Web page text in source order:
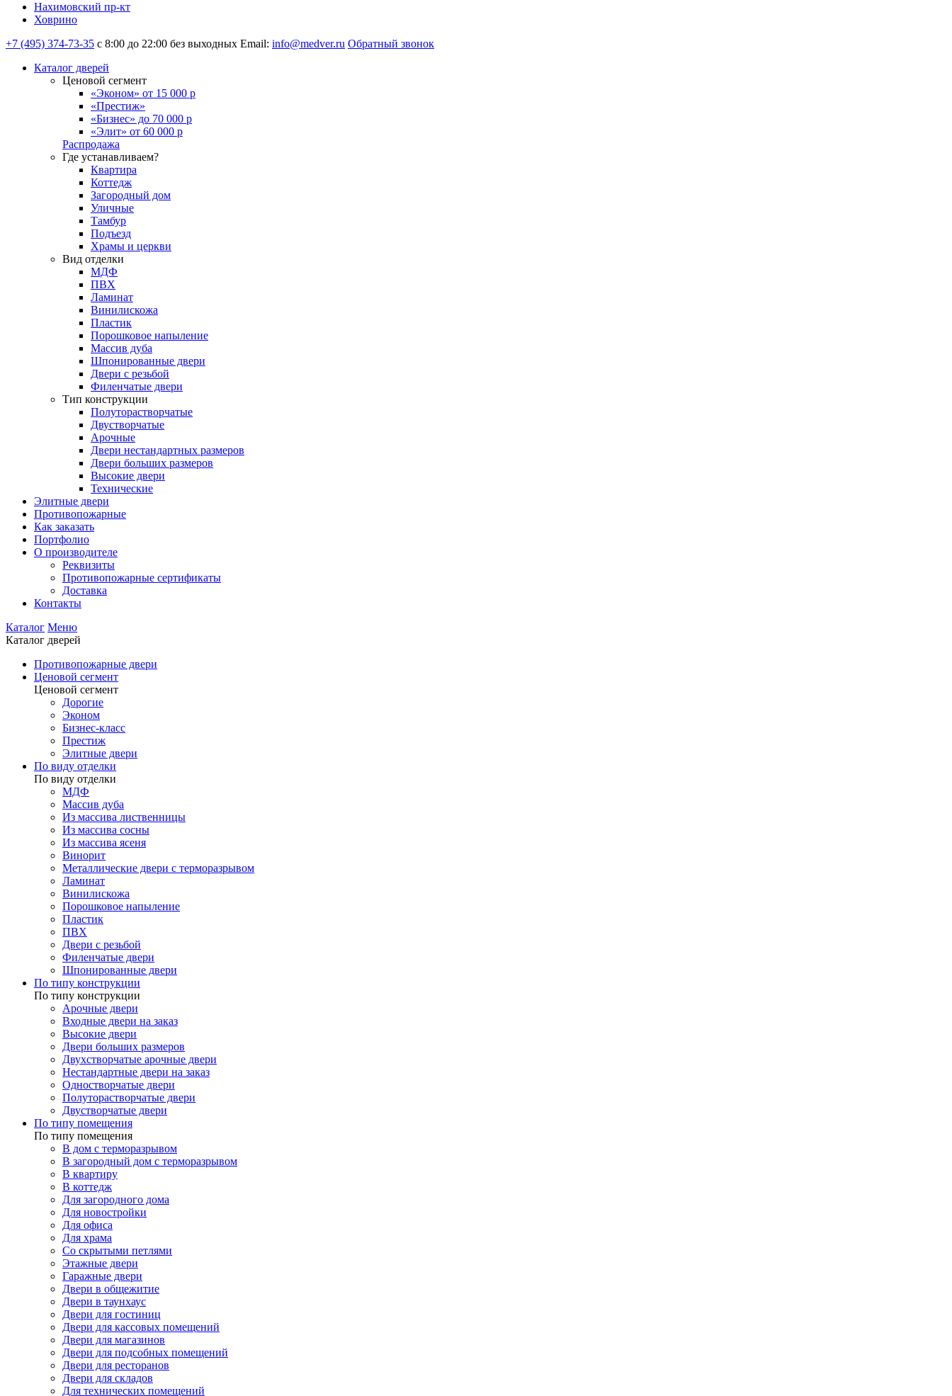
Нахимовский пр-кт
Ховрино
+7 (495) 374-73-35 с 8:00 до 22:00 без выходных Email: info@medver.ru Обратный звонок
Каталог дверей
Ценовой сегмент
«Эконом» от 15 000 р
«Престиж»
«Бизнес» до 70 000 р
«Элит» от 60 000 р
Распродажа
Где устанавливаем?
Квартира
Коттедж
Загородный дом
Уличные
Тамбур
Подъезд
Храмы и церкви
Вид отделки
МДФ
ПВХ
Ламинат
Винилискожа
Пластик
Порошковое напыление
Массив дуба
Шпонированные двери
Двери с резьбой
Филенчатые двери
Тип конструкции
Полуторастворчатые
Двустворчатые
Арочные
Двери нестандартных размеров
Двери больших размеров
Высокие двери
Технические
Элитные двери
Противопожарные
Как заказать
Портфолио
О производителе
Реквизиты
Противопожарные сертификаты
Доставка
Контакты
Каталог Меню
Каталог дверей
Противопожарные двери
Ценовой сегмент
Ценовой сегмент
Дорогие
Эконом
Бизнес-класс
Престиж
Элитные двери
По виду отделки
По виду отделки
МДФ
Массив дуба
Из массива лиственницы
Из массива сосны
Из массива ясеня
Винорит
Металлические двери с терморазрывом
Ламинат
Винилискожа
Порошковое напыление
Пластик
ПВХ
Двери с резьбой
Филенчатые двери
Шпонированные двери
По типу конструкции
По типу конструкции
Арочные двери
Входные двери на заказ
Высокие двери
Двери больших размеров
Двухстворчатые арочные двери
Нестандартные двери на заказ
Одностворчатые двери
Полуторастворчатые двери
Двустворчатые двери
По типу помещения
По типу помещения
В дом с терморазрывом
В загородный дом с терморазрывом
В квартиру
В коттедж
Для загородного дома
Для новостройки
Для офиса
Для храма
Со скрытыми петлями
Этажные двери
Гаражные двери
Двери в общежитие
Двери в таунхаус
Двери для гостиниц
Двери для кассовых помещений
Двери для магазинов
Двери для подсобных помещений
Двери для ресторанов
Двери для складов
Для технических помещений